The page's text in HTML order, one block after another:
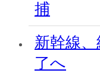
捕
新幹線
了へ